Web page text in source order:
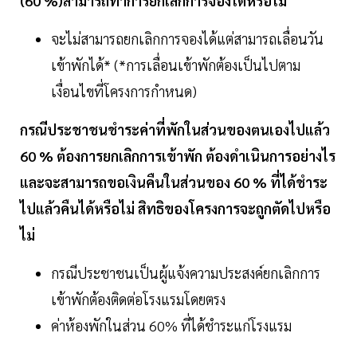
จะไม่สามารถยกเลิกการจองได้แต่สามารถเลื่อนวัน
เข้าพักได้* (*การเลื่อนเข้าพักต้องเป็นไปตาม
เงื่อนไขที่โครงการกำหนด)
กรณีประชาชนชำระค่าที่พักในส่วนของตนเองไปแล้ว
60 % ต้องการยกเลิกการเข้าพัก ต้องดำเนินการอย่างไร
และจะสามารถขอเงินคืนในส่วนของ 60 % ที่ได้ชำระ
ไปแล้วคืนได้หรือไม่ สิทธิของโครงการจะถูกตัดไปหรือ
ไม่
กรณีประชาชนเป็นผู้แจ้งความประสงค์ยกเลิกการ
เข้าพักต้องติดต่อโรงแรมโดยตรง
ค่าห้องพักในส่วน 60% ที่ได้ชำระแก่โรงแรม